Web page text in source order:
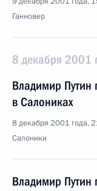
Ганновер
8 декабря 2001
Владимир Путин
в Салониках
8 декабря 2001 года,
Салоники
Владимир Путин